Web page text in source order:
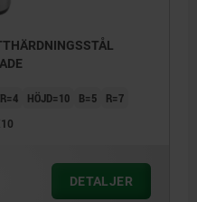
HÖJD=10 B=5 R=7
DETALJER